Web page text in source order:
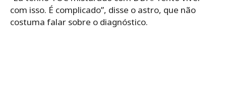
com isso. É complicado”, disse o astro, que não
costuma falar sobre o diagnóstico.